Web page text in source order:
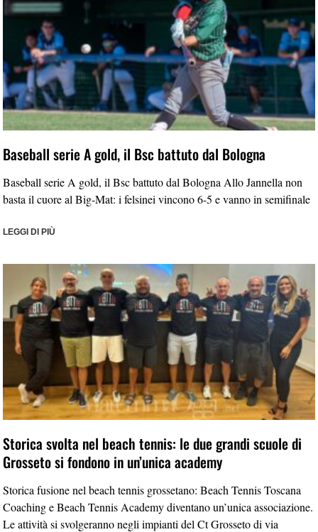
Baseball serie A gold, il Bsc battuto dal Bologna
Baseball serie A gold, il Bsc battuto dal Bologna Allo Jannella non
basta il cuore al Big-Mat: i felsinei vincono 6-5 e vanno in semifinale
LEGGI DI PIÙ
Storica svolta nel beach tennis: le due grandi scuole di
Grosseto si fondono in un’unica academy
Storica fusione nel beach tennis grossetano: Beach Tennis Toscana
Coaching e Beach Tennis Academy diventano un’unica associazione.
Le attività si svolgeranno negli impianti del Ct Grosseto di via